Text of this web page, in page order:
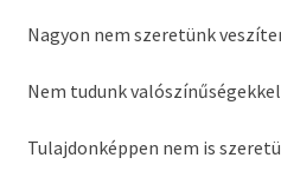
Nagyon nem szeretünk
Nem tudunk
Tulajdonképpen nem is